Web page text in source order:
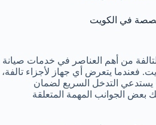
في الكويت
من أهم العناصر في خدمات صيانة
فعندما يتعرض أي جهاز لأجزاء تالفة،
يستدعي التدخل السريع لضمان
بعض الجوانب المهمة المتعلقة